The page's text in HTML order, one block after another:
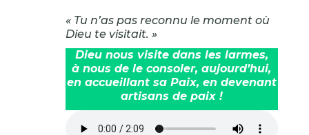
« Tu n’as pas reconnu le moment où
Dieu te visitait. »
Dieu nous visite dans les larmes,
à nous de le consoler, aujourd’hui,
en accueillant sa Paix, en devenant
artisans de paix !